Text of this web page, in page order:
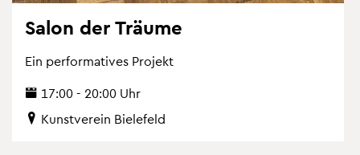
Salon der Träu­me
Ein per­for­ma­ti­ves Pro­jekt
17:00 - 20:00 Uhr
Kunst­ver­ein Bie­le­feld